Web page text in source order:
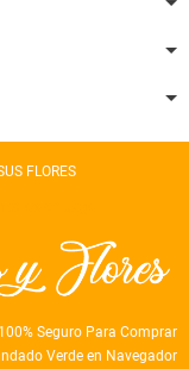
FLORES
Seguro Para Comprar
Verde en Navegador